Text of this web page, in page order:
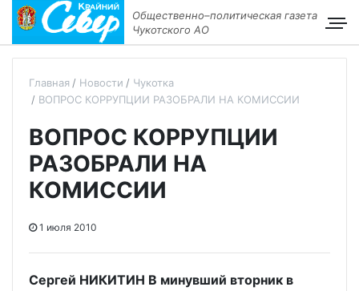
Общественно–политическая газета
Чукотского АО
Главная Новости
Чукотка
ВОПРОС КОРРУПЦИИ РАЗОБРАЛИ НА КОМИССИИ
ВОПРОС КОРРУПЦИИ
РАЗОБРАЛИ НА
КОМИССИИ
1 июля 2010
Сергей НИКИТИН В минувший вторник в